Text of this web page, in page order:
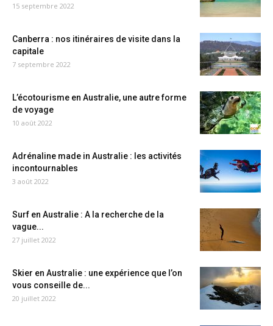
15 septembre 2022
Canberra : nos itinéraires de visite dans la
capitale
7 septembre 2022
L’écotourisme en Australie, une autre forme
de voyage
10 août 2022
Adrénaline made in Australie : les activités
incontournables
3 août 2022
Surf en Australie : A la recherche de la
vague...
27 juillet 2022
Skier en Australie : une expérience que l’on
vous conseille de...
20 juillet 2022